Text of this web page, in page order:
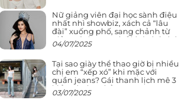
Nữ giảng viên đại học sành điệu
nhất nhì showbiz, xách cả “lâu
đài” xuống phố, sang chảnh từ
giảng đường ra phố khó ai đọ lại
04/07/2025
Tại sao giày thể thao giờ bị nhiều
chị em “xếp xó” khi mặc với
quần jeans? Gái thanh lịch mê 3
kiểu này hơn hẳn
03/07/2025